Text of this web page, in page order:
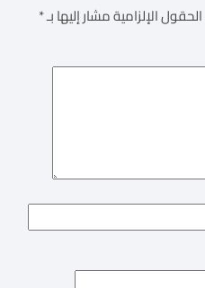
الحقول الإلزامية مشار إليها بـ*